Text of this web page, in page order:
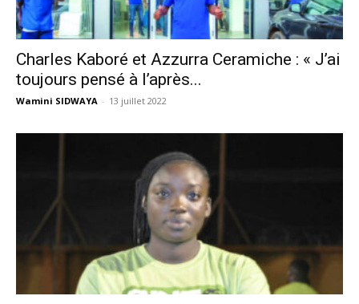
Charles Kaboré et Azzurra Ceramiche : « J’ai
toujours pensé à l’après...
Wamini SIDWAYA - 13 juillet 2022